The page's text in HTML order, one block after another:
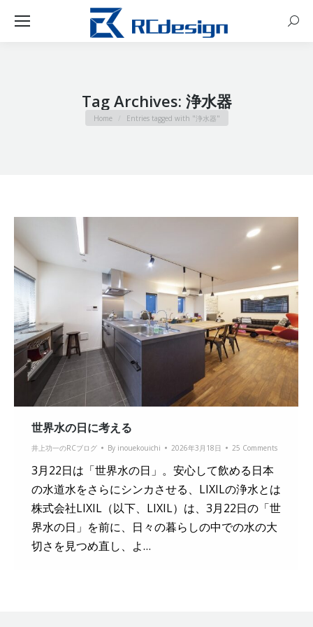
Tag Archives: 浄水器
You are here:
Home Entries tagged with "浄水器"
世界水の日に考える
井上功一のRCブログ By inouekouichi 2026年3月18日 25 Comments
3月22日は「世界水の日」。安心して飲める日本
の水道水をさらにシンカさせる、LIXILの浄水とは
株式会社LIXIL（以下、LIXIL）は、3月22日の「世
界水の日」を前に、日々の暮らしの中での水の大
切さを見つめ直し、よ…